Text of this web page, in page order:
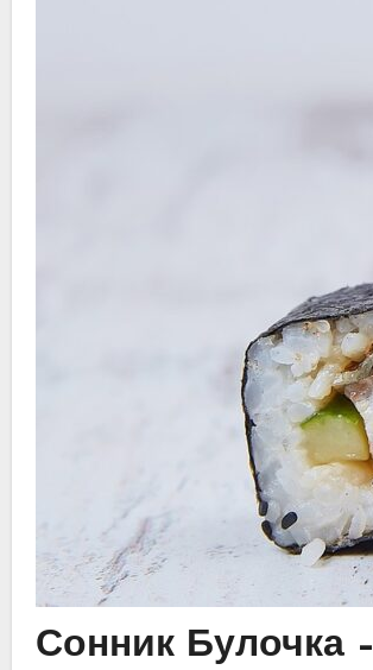
Сонник Булочка –